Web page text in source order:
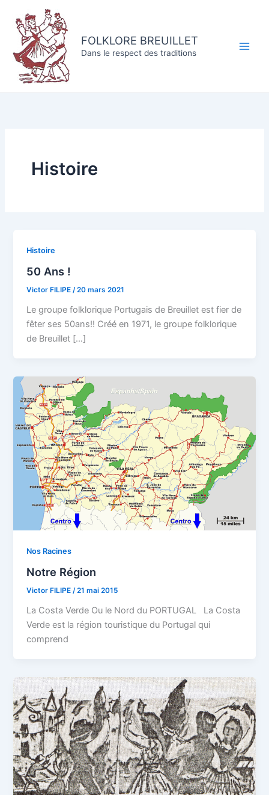
contenu
FOLKLORE BREUILLET
Dans le respect des traditions
Histoire
Histoire
50 Ans !
Victor FILIPE /20 mars 2021
Le groupe folklorique Portugais de Breuillet est fier de
fêter ses 50ans!! Créé en 1971, le groupe folklorique
de Breuillet […]
Nos Racines
Notre Région
Victor FILIPE /21 mai 2015
La Costa Verde Ou le Nord du PORTUGAL La Costa
Verde est la région touristique du Portugal qui
comprend